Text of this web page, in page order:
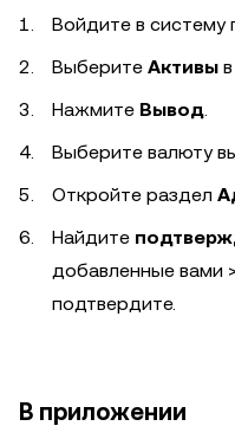
Войдите в систему
Выберите Активы
Нажмите Вывод.
Выберите валюту
Откройте раздел
Найдите
добавленные вами
подтвердите.
В приложении